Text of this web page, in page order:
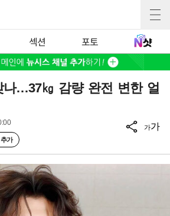
섹션 포토
나…37㎏ 감량 완전 변한 얼
가
가가